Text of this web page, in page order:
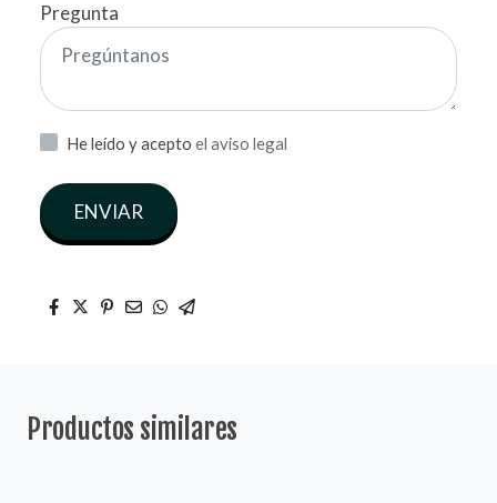
Pregunta
He leído y acepto el aviso legal
ENVIAR
Productos similares